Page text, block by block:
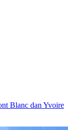
Blanc dan Yvoire